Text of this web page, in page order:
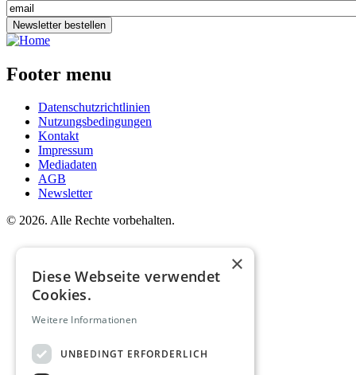
Newsletter bestellen
Footer menu
Datenschutzrichtlinien
Nutzungsbedingungen
Kontakt
Impressum
Mediadaten
AGB
Newsletter
© 2026. Alle Rechte vorbehalten.
×
Diese Webseite verwendet
Cookies.
Weitere Informationen
UNBEDINGT ERFORDERLICH